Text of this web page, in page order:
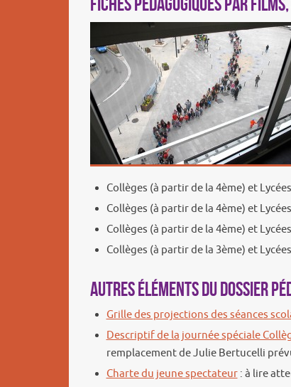
Collèges (à partir de la 4ème) et
Collèges (à partir de la 4ème) et
Collèges (à partir de la 4ème) et
Collèges (à partir de la 3ème) et
Autres éléments du dossier
Grille des projections des séances
Descriptif de la journée spéciale
remplacement de Julie Bertucelli
Charte du jeune spectateur: à lire